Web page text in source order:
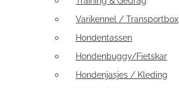
Varikennel / Transportbox
Hondentassen
Hondenbuggy/Fietskar
Hondenjasjes / Kleding